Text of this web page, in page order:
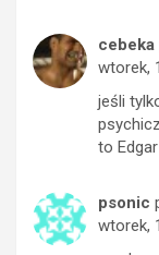
cebeka
wtorek,
jeśli
to
psonic
wtorek,